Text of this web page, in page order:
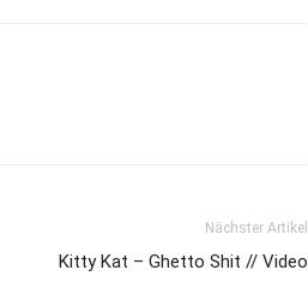
Nächster Artikel
Kitty Kat – Ghetto Shit // Video